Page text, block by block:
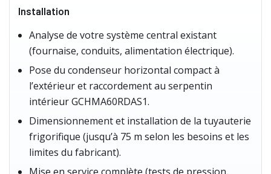
Installation
Analyse de votre système central existant
(fournaise, conduits, alimentation électrique).
Pose du condenseur horizontal compact à
l’extérieur et raccordement au serpentin
intérieur GCHMA60RDAS1.
Dimensionnement et installation de la tuyauterie
frigorifique (jusqu’à 75 m selon les besoins et les
limites du fabricant).